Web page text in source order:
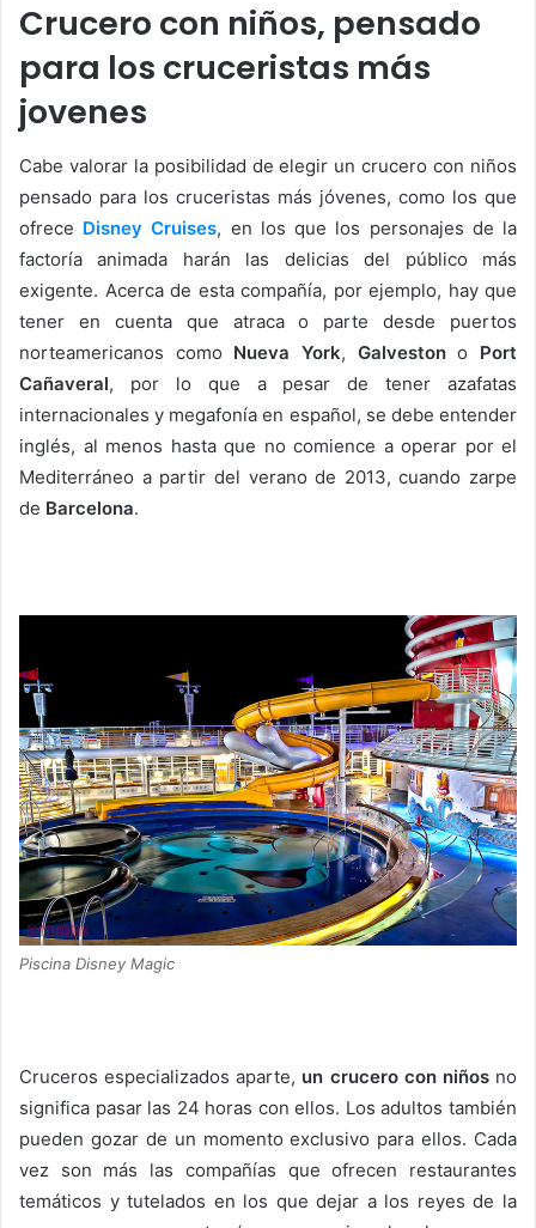
Crucero con niños, pensado
para los cruceristas más
jovenes
Cabe valorar la posibilidad de elegir un crucero con niños
pensado para los cruceristas más jóvenes, como los que
ofrece Disney Cruises, en los que los personajes de la
factoría animada harán las delicias del público más
exigente. Acerca de esta compañía, por ejemplo, hay que
tener en cuenta que atraca o parte desde puertos
norteamericanos como Nueva York, Galvestono Port
Cañaveral, por lo que a pesar de tener azafatas
internacionales y megafonía en español, se debe entender
inglés, al menos hasta que no comience a operar por el
Mediterráneo a partir del verano de 2013, cuando zarpe
de Barcelona.
Piscina Disney Magic
Cruceros especializados aparte, un crucero con niñosno
significa pasar las 24 horas con ellos. Los adultos también
pueden gozar de un momento exclusivo para ellos. Cada
vez son más las compañías que ofrecen restaurantes
temáticos y tutelados en los que dejar a los reyes de la